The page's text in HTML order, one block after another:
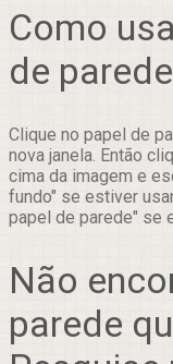
Como
de
Clique no papel de
nova janela. Então
cima da imagem e
fundo" se estiver
papel de parede" se
Não
parede